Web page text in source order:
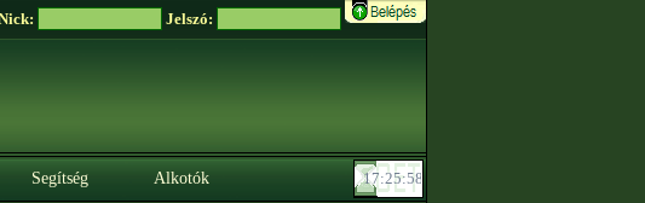
Jelszó:
Segítség Alkotók